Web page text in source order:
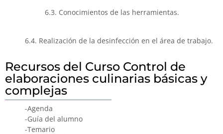
6.3. Conocimientos de las herramientas.
6.4. Realización de la desinfección en el área de trabajo.
Recursos del Curso Control de
elaboraciones culinarias básicas y
complejas
-Agenda
-Guía del alumno
-Temario